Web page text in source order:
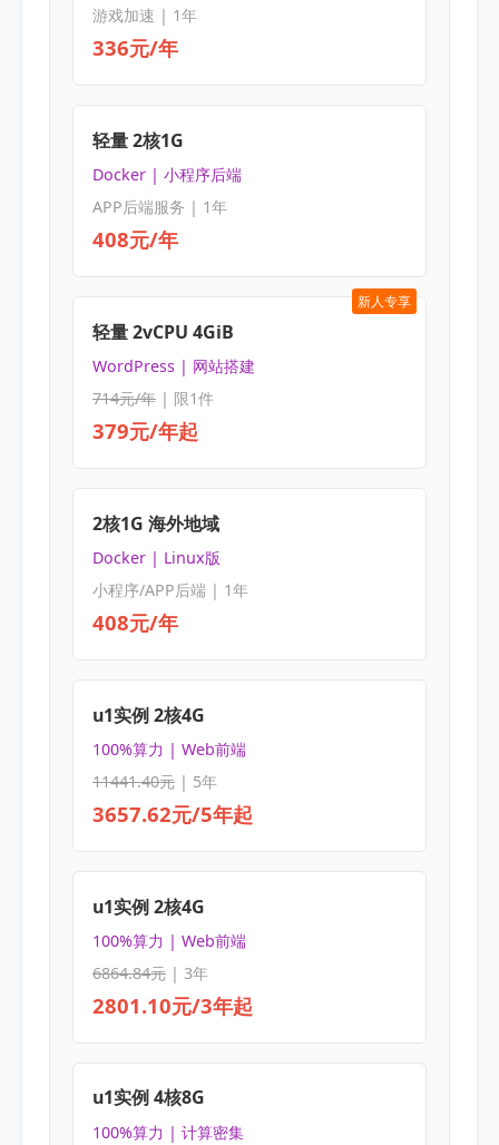
游戏加速 | 1年
336元/年
轻量 2核1G
Docker | 小程序后端
APP后端服务 | 1年
408元/年
新人专享
轻量 2vCPU 4GiB
WordPress | 网站搭建
714元/年| 限1件
379元/年起
2核1G 海外地域
Docker | Linux版
小程序/APP后端 | 1年
408元/年
u1实例 2核4G
100%算力 | Web前端
11441.40元| 5年
3657.62元/5年起
u1实例 2核4G
100%算力 | Web前端
6864.84元| 3年
2801.10元/3年起
u1实例 4核8G
100%算力 | 计算密集